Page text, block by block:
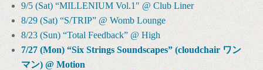
9/5 (Sat) “MILLENIUM Vol.1″ @ Club Liner
8/29 (Sat) “S/TRIP” @ Womb Lounge
8/23 (Sun) “Total Feedback” @ High
7/27 (Mon) “Six Strings Soundscapes” (cloudchair ワン
マン) @ Motion